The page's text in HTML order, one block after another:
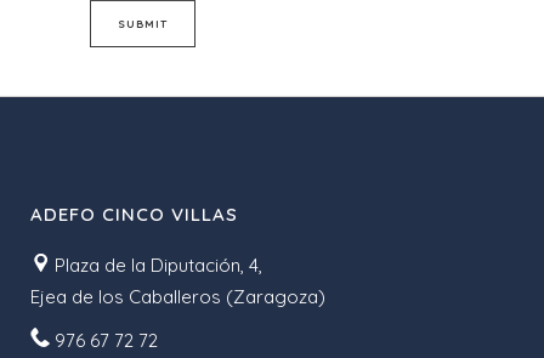
ADEFO CINCO VILLAS
Plaza de la Diputación, 4,
Ejea de los Caballeros (Zaragoza)
976 67 72 72